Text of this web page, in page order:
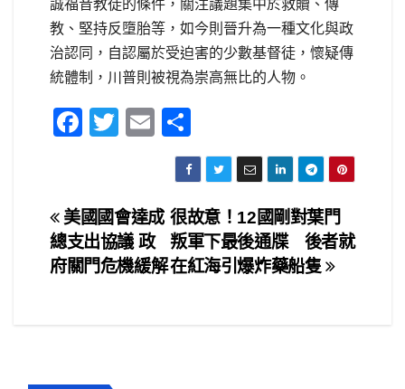
誠福音教徒的條件，關注議題集中於救贖、傳
教、堅持反墮胎等，如今則晉升為一種文化與政
治認同，自認屬於受迫害的少數基督徒，懷疑傳
統體制，川普則被視為崇高無比的人物。
F
e
b
o
T
er
E
m
ail
h
ar
e
文
章
很故意！12國剛對葉門
叛軍下最後通牒 後者就
在紅海引爆炸藥船隻
美國國會達成
總支出協議 政
府關門危機緩解